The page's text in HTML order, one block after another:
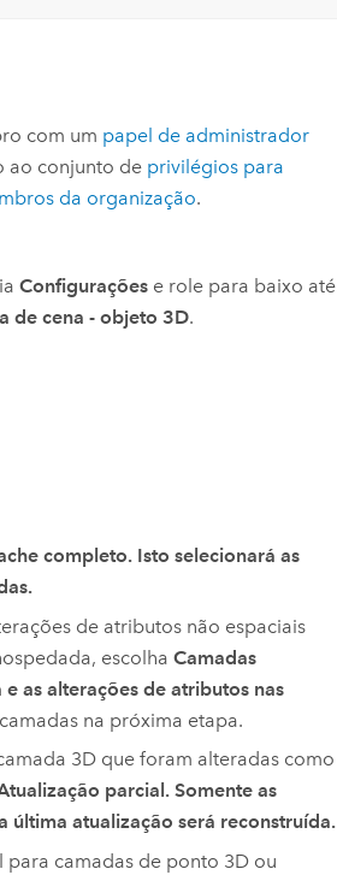
com um papel de administrador
ao conjunto de privilégios para
da organização.
Configurações e role para baixo até
de cena - objeto 3D.
completo. Isto selecionará as
de atributos não espaciais
escolha Camadas
as alterações de atributos nas
na próxima etapa.
3D que foram alteradas como
parcial. Somente as
última atualização será reconstruída.
para camadas de ponto 3D ou